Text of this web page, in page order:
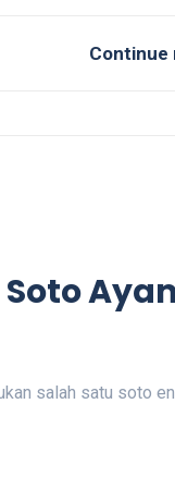
Continue
salah satu soto